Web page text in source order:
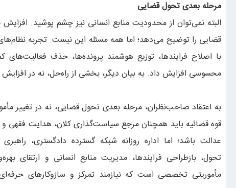
مرحله بعدی تحول قضایی
البته نمی‌توان از محدودیت منابع انسانی نیز چشم پوشید.
قضایی را توضیح می‌دهد؛ اما همه مسئله این نیست. تجربه
با اصلاح فرایندها، توزیع هوشمند پرونده‌ها، حذف
محسوسی افزایش داد. به بیان دیگر، بخشی از راه‌حل، نه در
به اعتقاد صاحب‌نظران، مرحله بعدی تحول قضایی، نه در تغییر
قوه قضائیه باید همچنان مرجع سیاست‌گذاری کلان، هدایت فقهی
عدالت باشد؛ اما اداره روزانه شبکه گسترده دادگستری، راهبری
تحول، بازطراحی فرآیندها، مدیریت منابع انسانی و ارتقای
مأموریتی تخصصی است که نیازمند تمرکز و سازوکارهای